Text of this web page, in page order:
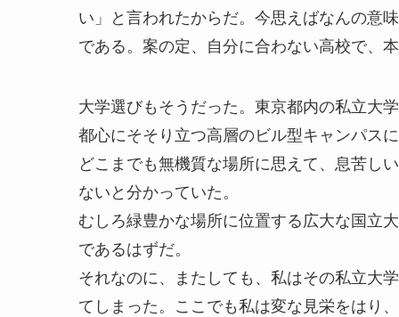
い」と言われたからだ。今思えばなんの意
である。案の定、自分に合わない高校で、
大学選びもそうだった。東京都内の私立大
都心にそそり立つ高層のビル型キャンパス
どこまでも無機質な場所に思えて、息苦し
ないと分かっていた。
むしろ緑豊かな場所に位置する広大な国立
であるはずだ。
それなのに、またしても、私はその私立大
てしまった。ここでも私は変な見栄をはり